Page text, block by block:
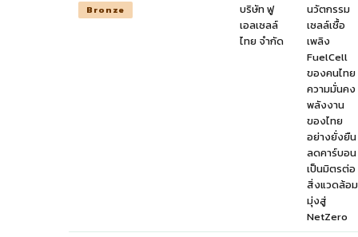
Bronze
บริษัท ฟู
เอลเซลล์
ไทย จำกัด
นวัตกรรม
เซลล์เชื้อ
เพลิง
FuelCell
ของคนไทย
ความมั่นคง
พลังงาน
ของไทย
อย่างยั่งยืน
ลดคาร์บอน
เป็นมิตรต่อ
สิ่งแวดล้อม
มุ่งสู่
NetZero